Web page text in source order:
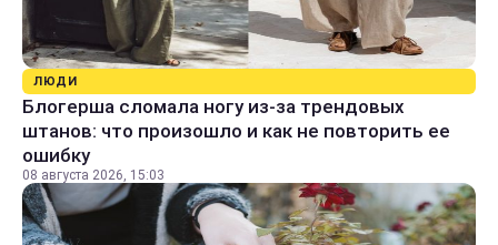
ЛЮДИ
Блогерша сломала ногу из-за трендовых
штанов: что произошло и как не повторить ее
ошибку
08 августа 2026, 15:03